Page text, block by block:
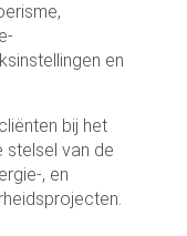
en
bij het
stelsel van de
, en